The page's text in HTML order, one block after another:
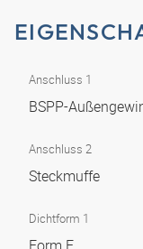
Anschluss 1
BSPP-
Anschluss 2
Steckmuffe
Dichtform 1